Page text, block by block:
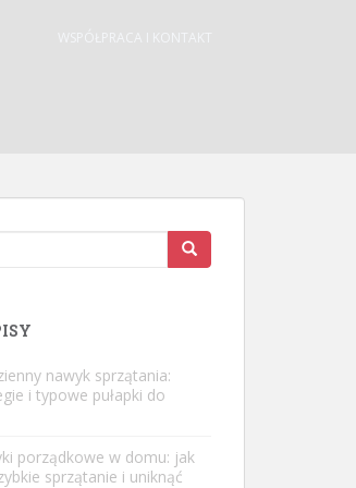
WSPÓŁPRACA I KONTAKT
nawyk sprzątania:
i typowe pułapki do
porządkowe w domu: jak
sprzątanie i uniknąć